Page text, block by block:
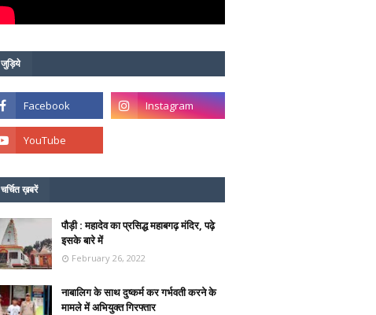
जुड़िये
चर्चित ख़बरें
पौड़ी : महादेव का प्रसिद्ध महाबगढ़ मंदिर, पढ़े
इसके बारे में
February 26, 2022
नाबालिग के साथ दुष्कर्म कर गर्भवती करने के
मामले में अभियुक्त गिरफ्तार